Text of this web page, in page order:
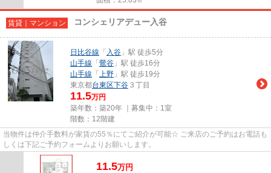
賃貸｜マンション コンシェリアデュー入谷
日比谷線 「 入谷 」駅 徒歩5分
山手線 「 鶯谷 」駅 徒歩16分
山手線 「 上野 」駅 徒歩19分
東京都台東区下谷 ３丁目
11.5万円
築年数：築20年 ｜募集中： 1室
階数：12階建
当物件は仲介手数料が家賃の55％にてご紹介が可能☆ ご来店のご予約はお電話も
しくは下記ご予約フォームよりお願いします。
11.5万円